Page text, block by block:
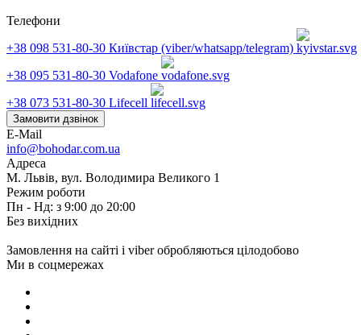
Телефони
+38 098 531-80-30 Київстар (viber/whatsapp/telegram)
+38 095 531-80-30 Vodafone
+38 073 531-80-30 Lifecell
Замовити дзвінок
E-Mail
info@bohodar.com.ua
Адреса
М. Львів, вул. Володимира Великого 1
Режим роботи
Пн - Нд: з 9:00 до 20:00
Без вихідних
Замовлення на сайті і viber обробляються цілодобово
Ми в соцмережах